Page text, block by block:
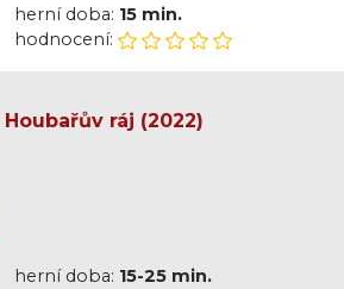
herní doba: 15 min.
hodnocení:
Houbařův ráj (2022)
herní doba: 15-25 min.